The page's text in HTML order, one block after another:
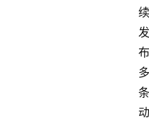
续
发
布
多
条
动